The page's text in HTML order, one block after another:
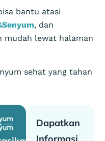
bantu atasi
, dan
mudah lewat halaman
sehat yang tahan
Dapatkan
Informasi